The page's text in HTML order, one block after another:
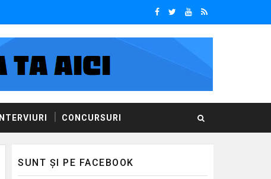
INTERVIURI CONCURSURI
SUNT ȘI PE FACEBOOK